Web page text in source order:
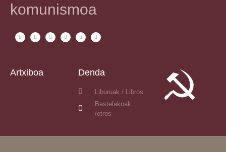
komunismoa
Artxiboa Denda
Liburuak / Libros
Bestelakoak
/otros